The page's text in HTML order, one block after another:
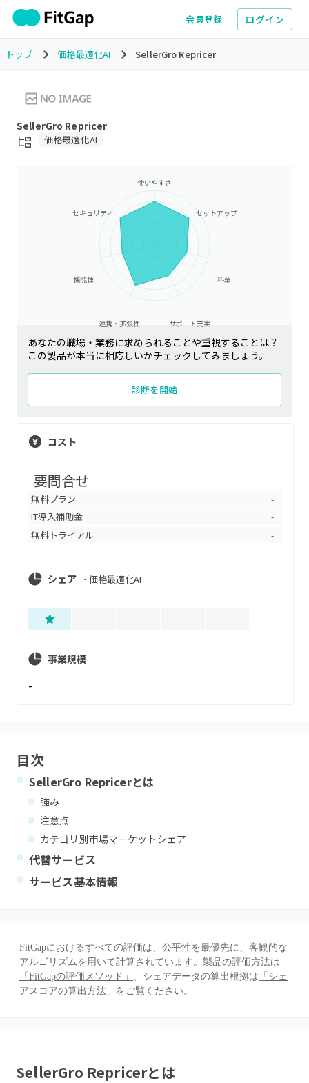
会員登録 ログイン
トップ 価格最適化AI SellerGro Repricer
SellerGro Repricer
価格最適化AI
使いやすさ
セットアップ
料金
サポート充実
連携・拡張性
機能性
セキュリティ
あなたの職場・業務に求められることや重視することは？
この製品が本当に相応しいかチェックしてみましょう。
診断を開始
コスト
要問合せ
無料プラン -
IT導入補助金 -
無料トライアル -
シェア ~価格最適化AI
事業規模
-
目次
SellerGro Repricerとは
強み
注意点
カテゴリ別市場マーケットシェア
代替サービス
サービス基本情報
FitGapにおけるすべての評価は、公平性を最優先に、客観的な
アルゴリズムを用いて計算されています。製品の評価方法は
「FitGapの評価メソッド」 、シェアデータの算出根拠は 「シェ
アスコアの算出方法」 をご覧ください。
SellerGro Repricerとは